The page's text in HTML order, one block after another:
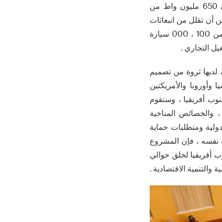
نظام التتبع ، إلى حد كبير تحسين كفاءة التحويل الكهروضوئية ، ومن المتوقع أن تصل إلى 650 مليون واط من
في جنوب أفريقيا ، يمكن أن تقلل من انبعاثات
ثاني أكسيد الكربون حوالي 450 ألف طن سنويا ، أي ما يعادل الحد من الانبعاثات السنوية من 100 ، 000 سيارة
لديها ثروة من تصميم
والأمريكتين
أفريقيا ، وستقوم
والخصائص المناخية
ومتطلبات حماية
نفسه ، فإن المشروع
أفريقيا لخلق حوالي